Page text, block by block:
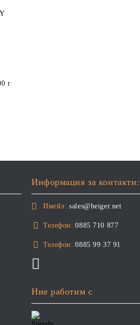
г
Информация за контакти:
Имейл: sales@heiger.net
Телефон: 0885 710 877
Телефон: 0885 99 37 91
Ние работим с